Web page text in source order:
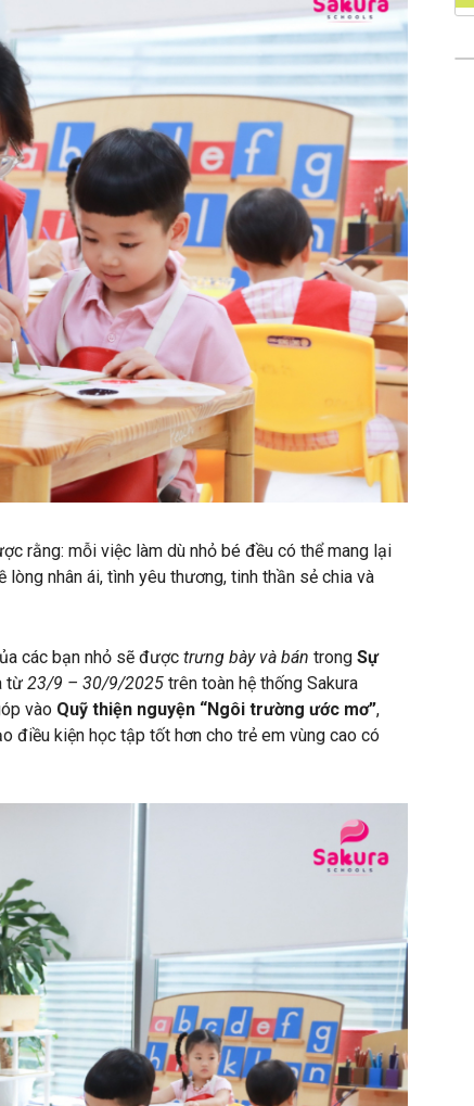
rằng: mỗi việc làm dù nhỏ bé đều có thể mang lại
nhân ái, tình yêu thương, tinh thần sẻ chia và
các bạn nhỏ sẽ được trưng bày và bán trong Sự
từ 23/9 – 30/9/2025 trên toàn hệ thống Sakura
vào Quỹ thiện nguyện “Ngôi trường ước mơ”,
điều kiện học tập tốt hơn cho trẻ em vùng cao có